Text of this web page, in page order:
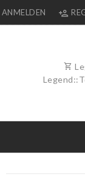
ANMELDEN